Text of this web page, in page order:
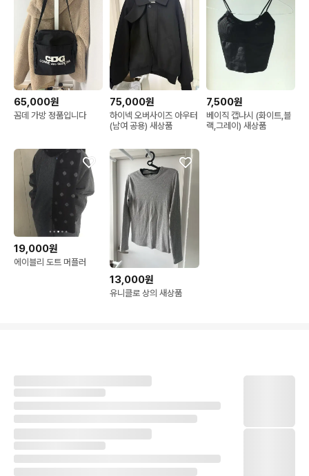
65,000원
꼼데 가방 정품입니다
75,000원
하이넥 오버사이즈 아우터
(남여 공용) 새상품
7,500원
베이직 캡나시 (화이트,블
랙,그레이) 새상품
19,000원
에이블리 도트 머플러
13,000원
유니클로 상의 새상품